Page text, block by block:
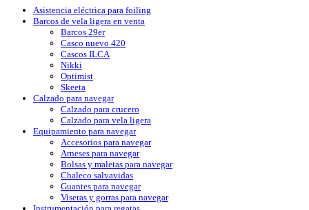
Asistencia eléctrica para foiling
Barcos de vela ligera en venta
Barcos 29er
Casco nuevo 420
Cascos ILCA
Nikki
Optimist
Skeeta
Calzado para navegar
Calzado para crucero
Calzado para vela ligera
Equipamiento para navegar
Accesorios para navegar
Arneses para navegar
Bolsas y maletas para navegar
Chaleco salvavidas
Guantes para navegar
Viseras y gorras para navegar